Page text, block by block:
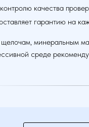
качества
гарантию на
минеральным
среде